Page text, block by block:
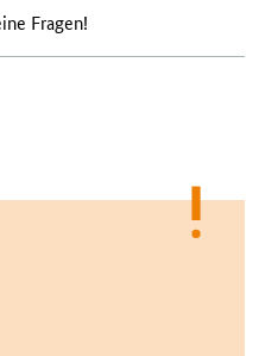
Fragen!